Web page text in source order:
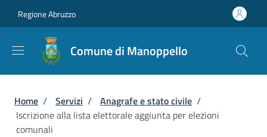
Regione Abruzzo
Comune di Manoppello
Briciole di pane
Home / Servizi / Anagrafe e stato civile /
Iscrizione alla lista elettorale aggiunta per elezioni
comunali